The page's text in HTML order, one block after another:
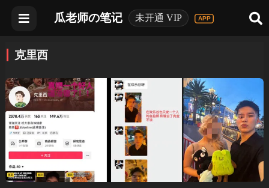
瓜老师の笔记 未开通 VIP
克里西